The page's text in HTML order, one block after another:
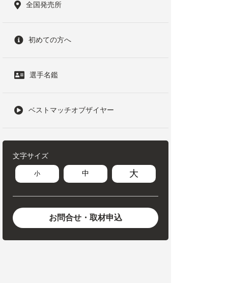
全国発売所
初めての方へ
選手名鑑
ベストマッチオブザイヤー
文字サイズ
小 中 大
お問合せ・取材申込